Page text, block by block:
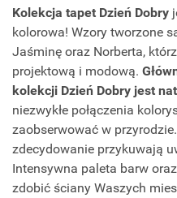
Kolekcja tapet Dzień Dobry
kolorowa! Wzory tworzone
Jaśminę oraz Norberta,
projektową i modową.
kolekcji Dzień Dobry jest
niezwykłe połączenia
zaobserwować w przyrodzie.
zdecydowanie przykuwają
Intensywna paleta barw
zdobić ściany Waszych